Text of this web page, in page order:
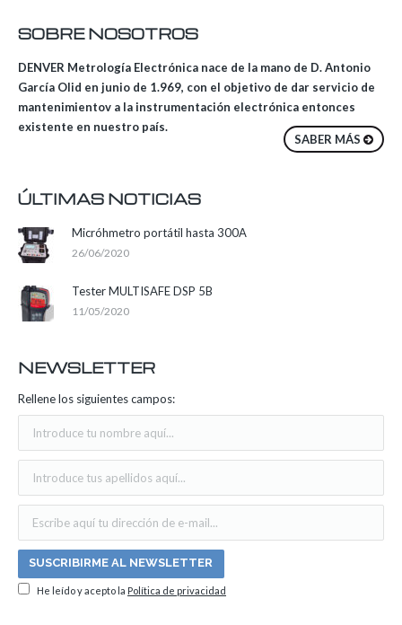
SOBRE NOSOTROS
DENVER Metrología Electrónica nace de la mano de D. Antonio
García Olid en junio de 1.969, con el objetivo de dar servicio de
mantenimientov a la instrumentación electrónica entonces
existente en nuestro país.
SABER MÁS
ÚLTIMAS NOTICIAS
Micróhmetro portátil hasta 300A
26/06/2020
Tester MULTISAFE DSP 5B
11/05/2020
NEWSLETTER
Rellene los siguientes campos:
He leído y acepto la Política de privacidad